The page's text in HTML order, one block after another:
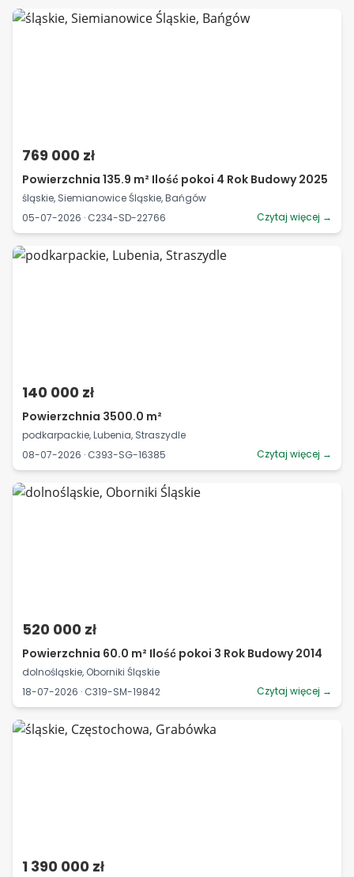
769 000 zł
Powierzchnia 135.9 m² Ilość pokoi 4 Rok Budowy 2025
śląskie, Siemianowice Śląskie, Bańgów
05-07-2026 · C234-SD-22766
Czytaj więcej →
140 000 zł
Powierzchnia 3500.0 m²
podkarpackie, Lubenia, Straszydle
08-07-2026 · C393-SG-16385
Czytaj więcej →
520 000 zł
Powierzchnia 60.0 m² Ilość pokoi 3 Rok Budowy 2014
dolnośląskie, Oborniki Śląskie
18-07-2026 · C319-SM-19842
Czytaj więcej →
1 390 000 zł